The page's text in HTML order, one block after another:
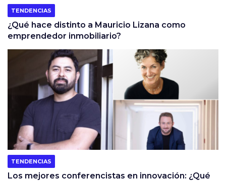
TENDENCIAS
¿Qué hace distinto a Mauricio Lizana como
emprendedor inmobiliario?
TENDENCIAS
Los mejores conferencistas en innovación: ¿Qué